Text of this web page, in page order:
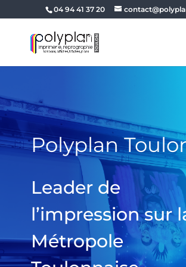
04 94 41 37 20
Polyplan
Leader de
l’impression sur
Métropole